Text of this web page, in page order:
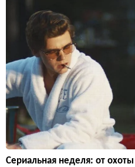
Сериальная неделя: от